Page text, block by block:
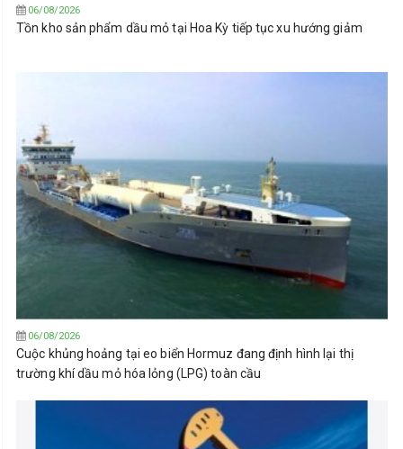
06/08/2026
Tồn kho sản phẩm dầu mỏ tại Hoa Kỳ tiếp tục xu hướng giảm
06/08/2026
Cuộc khủng hoảng tại eo biển Hormuz đang định hình lại thị
trường khí dầu mỏ hóa lỏng (LPG) toàn cầu